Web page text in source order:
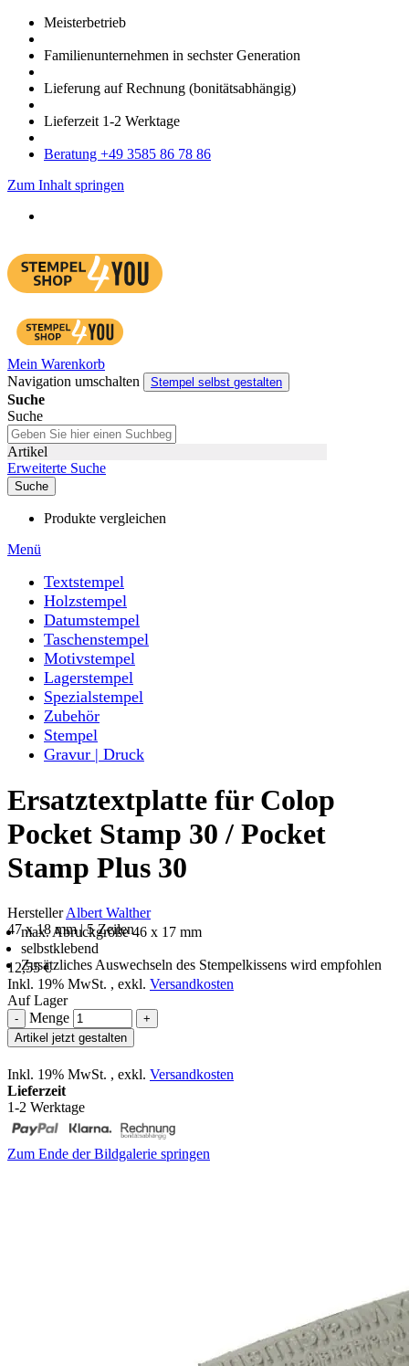
Meister­betrieb
Familien­unter­nehmen in sechster Gene­ration
Lieferung auf Rech­nung (bonitätsabhängig)
Liefer­zeit 1-2 Werk­tage
Bera­tung +49 3585 86 78 86
Zum Inhalt springen
Mein Warenkorb
Navigation umschalten
Stempel selbst gestalten
Suche
Suche
Artikel
Erweiterte Suche
Suche
Produkte vergleichen
Menü
Textstempel
Holzstempel
Datumstempel
Taschenstempel
Motivstempel
Lagerstempel
Spezialstempel
Zubehör
Stempel
Gravur | Druck
Ersatztextplatte für Colop
Pocket Stamp 30 / Pocket
Stamp Plus 30
HerstellerAlbert Walther
47 x 18 mm | 5 Zeilen
max. Abruckgröße 46 x 17 mm
selbstklebend
Zusätzliches Auswechseln des Stempelkissens wird empfohlen
12,55 €
Inkl. 19% MwSt. , exkl. Versandkosten
Auf Lager
- Menge
+
Artikel jetzt gestalten
Inkl. 19% MwSt. , exkl. Versandkosten
Lieferzeit
1-2 Werktage
Zum Ende der Bildgalerie springen